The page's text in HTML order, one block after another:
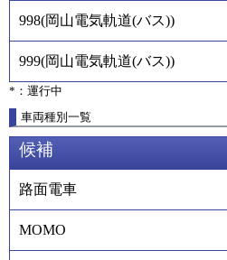
998(岡山電気軌道(バス))
999(岡山電気軌道(バス))
*：運行中
車両種別一覧
候補
路面電車
MOMO